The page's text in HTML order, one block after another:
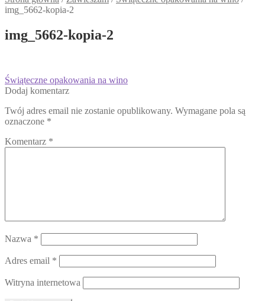
img_5662-kopia-2
img_5662-kopia-2
Nawigacja
wpisu
Poprzedni
wpis:
Świąteczne opakowania na wino
Dodaj komentarz
Twój adres email nie zostanie opublikowany. Wymagane pola są
oznaczone *
Komentarz *
Nazwa *
Adres email *
Witryna internetowa